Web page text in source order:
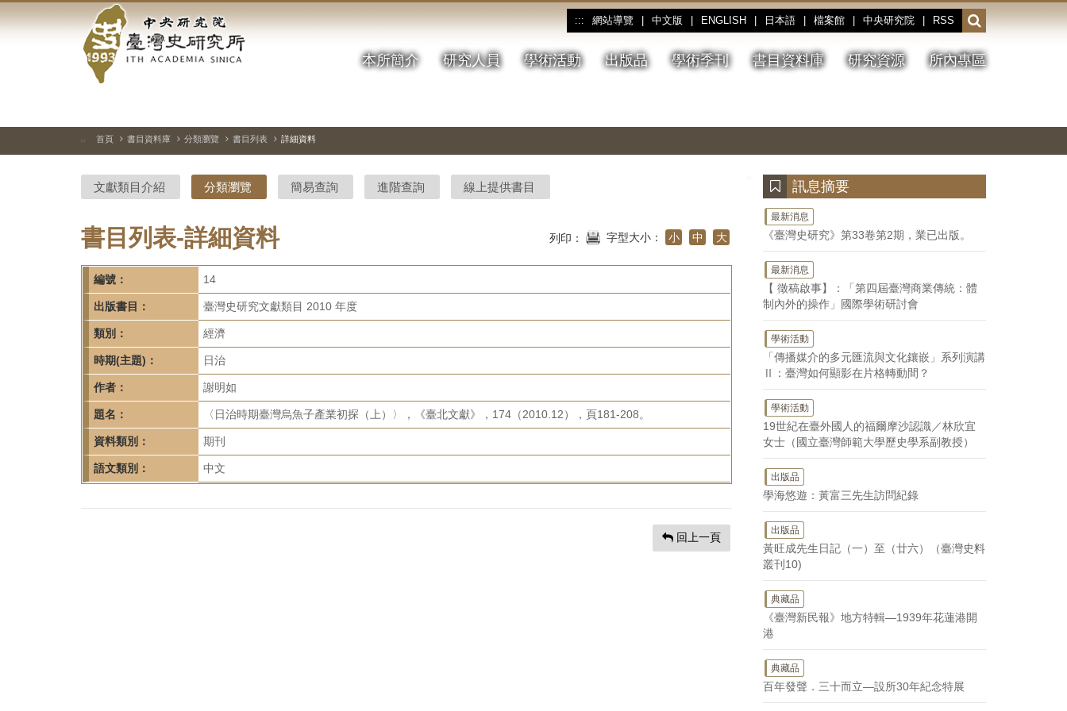
到
中
央
研
院-
臺
灣
史
研
究
所-
首
頁
::: 網站導覽 中文版 ENGLISH 日本語 檔案館 中央研究院 RSS
開
啟
或
收
本所簡介 研究人員 學術活動 出版品 學術季刊 書目資料庫 研究資源 所內專區
停、
圖
圖
結
::: 首頁 書目資料庫 分類瀏覽 書目列表 詳細資料
文獻類目介紹 分類瀏覽 簡易查詢 進階查詢 線上提供書目
書目列表-詳細資料 列印： 字型大小： 小 中 大
編號： 14
出版書目： 臺灣史研究文獻類目 2010 年度
類別： 經濟
時期(主題)： 日治
作者： 謝明如
題名： 〈日治時期臺灣烏魚子產業初探（上）〉，《臺北文獻》，174（2010.12），頁181-208。
資料類別： 期刊
語文類別： 中文
回上一頁
訊息摘要
最新消息
《臺灣史研究》第33卷第2期，業已出版。
最新消息
【 徵稿啟事】：「第四屆臺灣商業傳統：體
制內外的操作」國際學術研討會
學術活動
「傳播媒介的多元匯流與文化鑲嵌」系列演講
Ⅱ：臺灣如何顯影在片格轉動間？
學術活動
19世紀在臺外國人的福爾摩沙認識／林欣宜
女士（國立臺灣師範大學歷史學系副教授）
出版品
學海悠遊：黃富三先生訪問紀錄
出版品
黃旺成先生日記（一）至（廿六）（臺灣史料
叢刊10)
典藏品
《臺灣新民報》地方特輯—1939年花蓮港開
港
典藏品
百年發聲．三十而立—設所30年紀念特展